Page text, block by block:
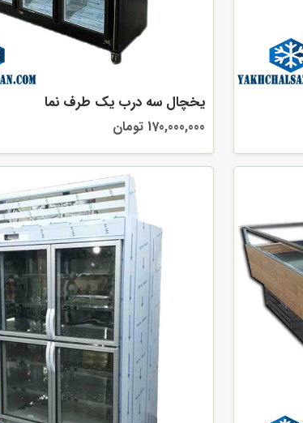
یخچال سه درب یک طرف نما
170,000,000 تومان